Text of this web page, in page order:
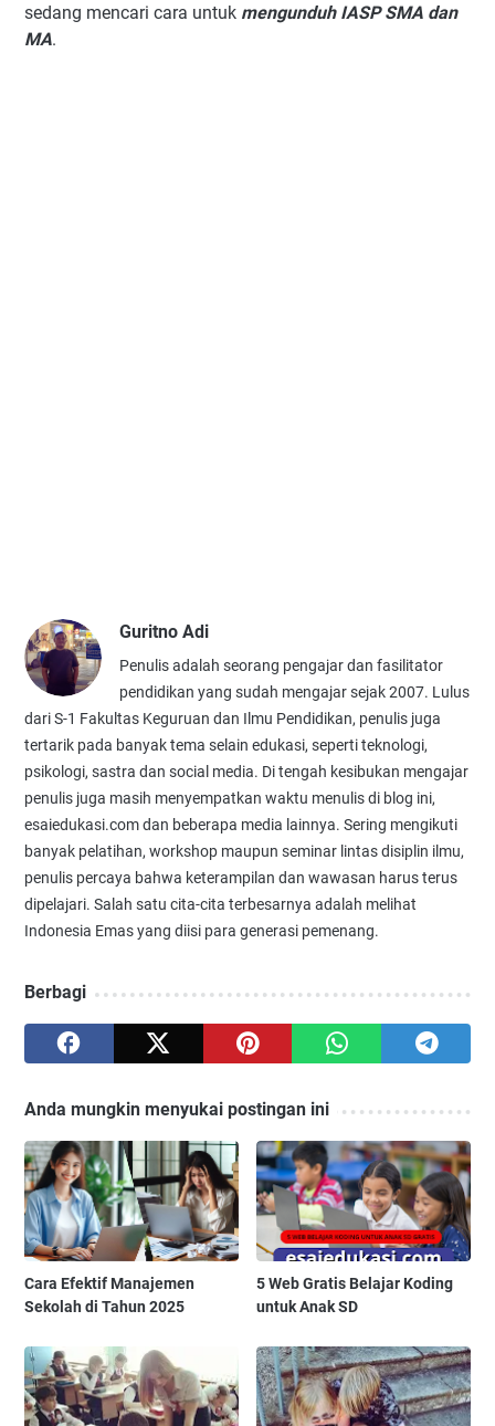
sedang mencari cara untuk mengunduh IASP SMA dan
MA.
Guritno Adi
Penulis adalah seorang pengajar dan fasilitator
pendidikan yang sudah mengajar sejak 2007. Lulus
dari S-1 Fakultas Keguruan dan Ilmu Pendidikan, penulis juga
tertarik pada banyak tema selain edukasi, seperti teknologi,
psikologi, sastra dan social media. Di tengah kesibukan mengajar
penulis juga masih menyempatkan waktu menulis di blog ini,
esaiedukasi.com dan beberapa media lainnya. Sering mengikuti
banyak pelatihan, workshop maupun seminar lintas disiplin ilmu,
penulis percaya bahwa keterampilan dan wawasan harus terus
dipelajari. Salah satu cita-cita terbesarnya adalah melihat
Indonesia Emas yang diisi para generasi pemenang.
Berbagi
Anda mungkin menyukai postingan ini
Cara Efektif Manajemen
Sekolah di Tahun 2025
5 Web Gratis Belajar Koding
untuk Anak SD